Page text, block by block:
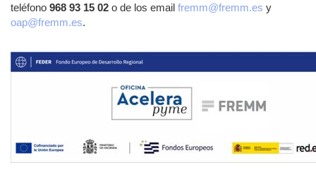
teléfono 968 93 15 02 o de los email fremm@fremm.es y
oap@fremm.es.